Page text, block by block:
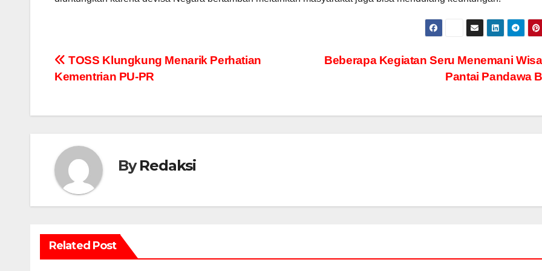
Navigasi
Beberapa Kegiatan Seru Menemani
Pantai Pandawa
TOSS Klungkung Menarik Perhatian
Kementrian PU-PR
ByRedaksi
Related Post